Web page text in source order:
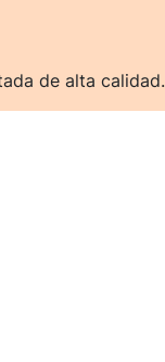
de alta calidad.